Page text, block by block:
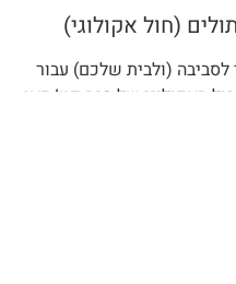
(חול אקולוגי)
לסביבה (ולבית שלכם) עבור
האקולוגי של מגה פט! כאן
סויה וחול אפונה לחתולים
ריחות ביעילות, אינו מייצר
ותיהנו מהמחירים הזולים
הפתעות בכל הזמנה.